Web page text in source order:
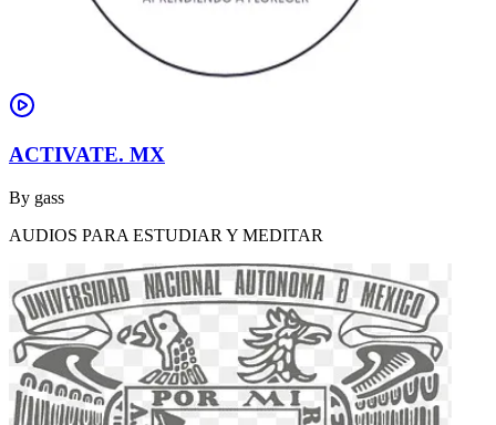
ACTIVATE. MX
By gass
AUDIOS PARA ESTUDIAR Y MEDITAR